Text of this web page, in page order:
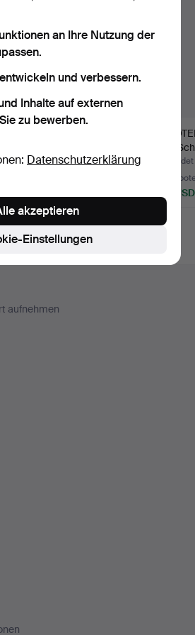
Beendet 6. Jul 2026
mit
3
32 USD
aufnehmen
an Ihre Nutzung der
und verbessern.
Inhalte auf externen
zu bewerben.
Datenschutzerklärung
Einstellungen
akzeptieren